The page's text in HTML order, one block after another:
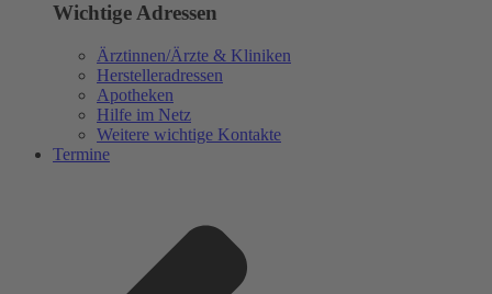
Wichtige Adressen
Ärztinnen/Ärzte & Kliniken
Herstelleradressen
Apotheken
Hilfe im Netz
Weitere wichtige Kontakte
Termine